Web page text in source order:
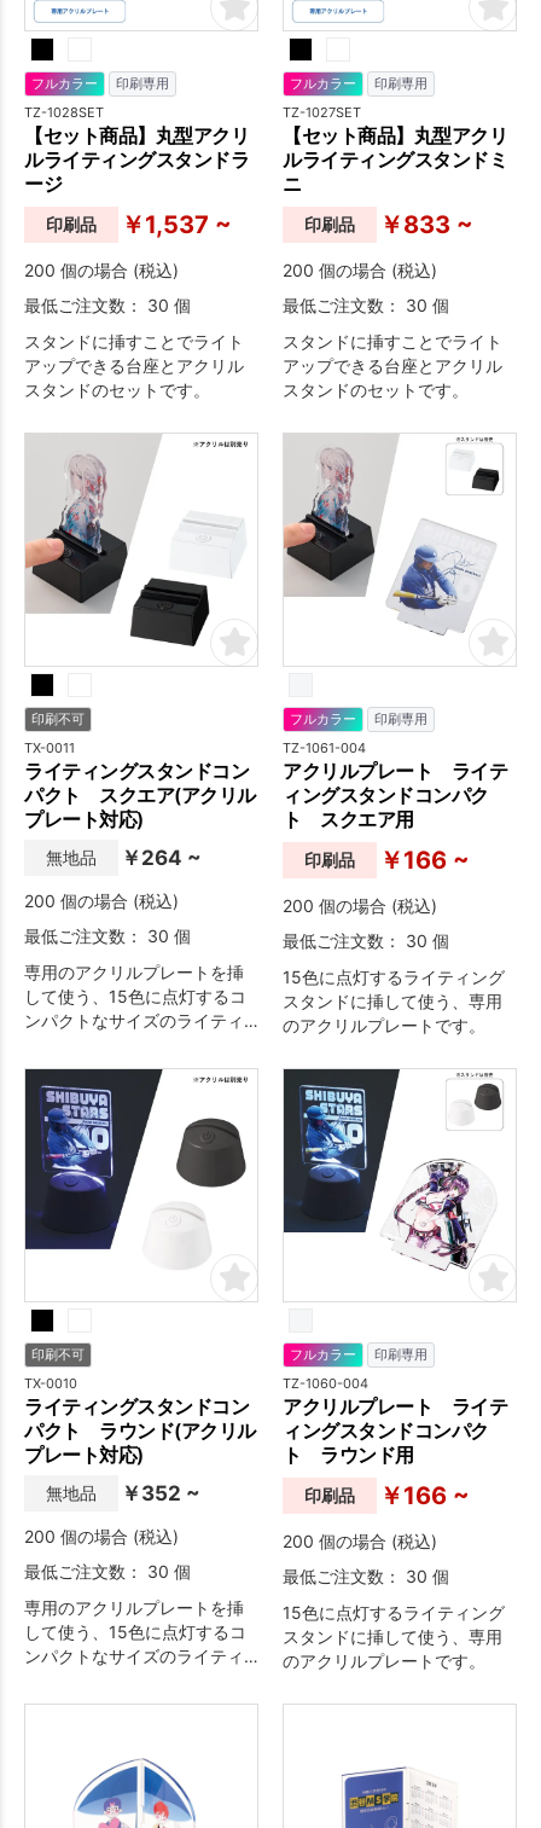
フルカラー 印刷専用
TZ-1028SET
【セット商品】丸型アクリ
ルライティングスタンドラ
ージ
印刷品 ￥1,537 ~
200 個の場合 (税込)
最低ご注文数： 30 個
スタンドに挿すことでライト
アップできる台座とアクリル
スタンドのセットです。
フルカラー 印刷専用
TZ-1027SET
【セット商品】丸型アクリ
ルライティングスタンドミ
ニ
印刷品 ￥833 ~
200 個の場合 (税込)
最低ご注文数： 30 個
スタンドに挿すことでライト
アップできる台座とアクリル
スタンドのセットです。
印刷不可
TX-0011
ライティングスタンドコン
パクト スクエア(アクリル
プレート対応)
無地品 ￥264 ~
200 個の場合 (税込)
最低ご注文数： 30 個
専用のアクリルプレートを挿
して使う、15色に点灯するコ
ンパクトなサイズのライティ
フルカラー 印刷専用
TZ-1061-004
アクリルプレート ライテ
ィングスタンドコンパク
ト スクエア用
印刷品 ￥166 ~
200 個の場合 (税込)
最低ご注文数： 30 個
15色に点灯するライティング
スタンドに挿して使う、専用
のアクリルプレートです。
印刷不可
TX-0010
ライティングスタンドコン
パクト ラウンド(アクリル
プレート対応)
無地品 ￥352 ~
200 個の場合 (税込)
最低ご注文数： 30 個
専用のアクリルプレートを挿
して使う、15色に点灯するコ
ンパクトなサイズのライティ
フルカラー 印刷専用
TZ-1060-004
アクリルプレート ライテ
ィングスタンドコンパク
ト ラウンド用
印刷品 ￥166 ~
200 個の場合 (税込)
最低ご注文数： 30 個
15色に点灯するライティング
スタンドに挿して使う、専用
のアクリルプレートです。